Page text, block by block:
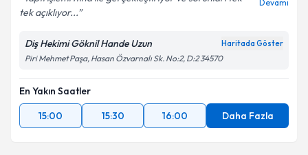
tek açıklıyor...
Devamı
Diş Hekimi Göknil Hande Uzun Haritada Göster
Piri Mehmet Paşa, Hasan Özvarnalı Sk. No:2, D:2 34570
En Yakın Saatler
15:00
15:30 16:00 Daha Fazla